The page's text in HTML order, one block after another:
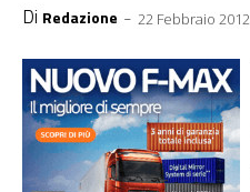
Di Redazione - 22 Febbraio 2012